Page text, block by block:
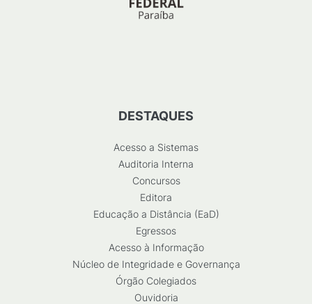
DESTAQUES
Acesso a Sistemas
Auditoria Interna
Concursos
Editora
Educação a Distância (EaD)
Egressos
Acesso à Informação
Núcleo de Integridade e Governança
Órgão Colegiados
Ouvidoria